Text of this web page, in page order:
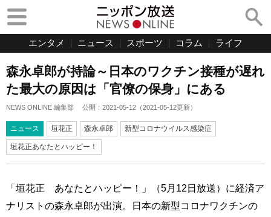
エンタメ ニュース スポーツ コラム ライフ
森永卓郎が持論～日本のワクチン接種が遅れ
た最大の原因は「官僚の保身」にある
NEWS ONLINE 編集部 公開： 2021-05-12 （2021-05-12更新）
ニュース 垣花正 森永卓郎 新型コロナウイルス感染症
垣花正あなたとハッピー！
「垣花正 あなたとハッピー！」（5月12日放送）に経済ア
ナリストの森永卓郎が出演。日本の新型コロナワクチンの